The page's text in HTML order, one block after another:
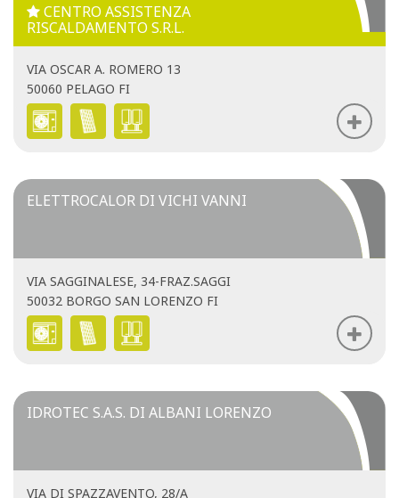
CENTRO ASSISTENZA
RISCALDAMENTO S.R.L.
VIA OSCAR A. ROMERO 13
50060 PELAGO FI
ELETTROCALOR DI VICHI VANNI
VIA SAGGINALESE, 34-FRAZ.SAGGI
50032 BORGO SAN LORENZO FI
IDROTEC S.A.S. DI ALBANI LORENZO
VIA DI SPAZZAVENTO, 28/A